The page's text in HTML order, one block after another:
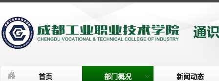
首页 部门概况 新闻动态